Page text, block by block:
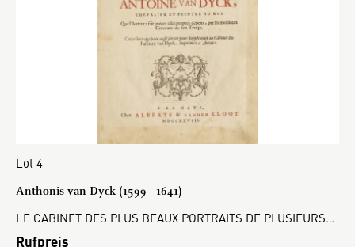
Lot 4
Anthonis van Dyck (1599 - 1641)
LE CABINET DES PLUS BEAUX PORTRAITS DE PLUSIEURS…
Rufpreis